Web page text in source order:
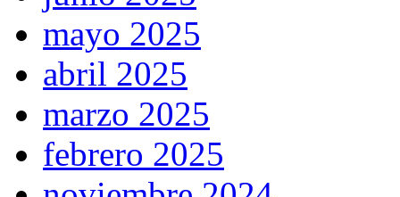
mayo 2025
abril 2025
marzo 2025
febrero 2025